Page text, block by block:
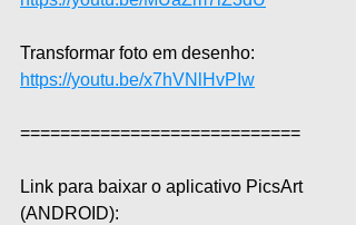
Transformar foto em desenho:
https://youtu.be/x7hVNlHvPIw
============================
Link para baixar o aplicativo PicsArt
(ANDROID):